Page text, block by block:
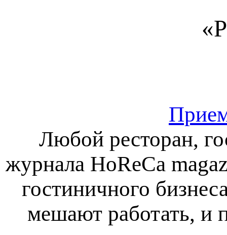
Любой ресторан,
журнала HoReCa
гостиничного
мешают работать, и